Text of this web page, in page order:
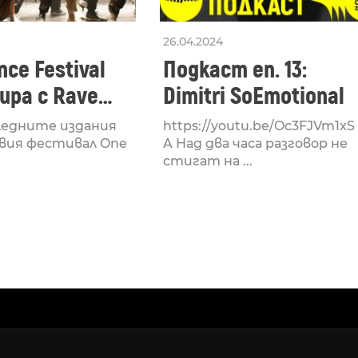
Festival
с Rave
на
издания
фестивал One
26.04.2024
Подкаст еп. 13:
Dimitri SoEmotional
https://youtu.be/Oc3FJVm1xS
A Над два часа разговор не
стигат на ...